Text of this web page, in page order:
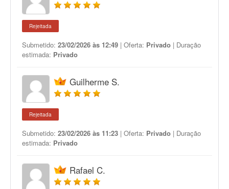
Rejeitada
Submetido: 23/02/2026 às 12:49 | Oferta: Privado | Duração
estimada: Privado
Guilherme S.
Rejeitada
Submetido: 23/02/2026 às 11:23 | Oferta: Privado | Duração
estimada: Privado
Rafael C.